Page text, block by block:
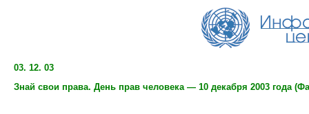
03. 12. 03
Знай свои права. День прав человека — 10 декабря 2003 года